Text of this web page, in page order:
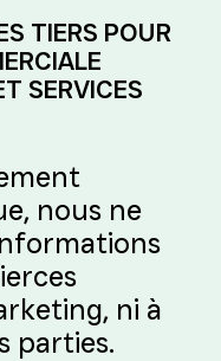
TIERS POUR
SERVICES
nous ne
ni à
parties.